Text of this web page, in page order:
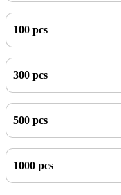
100 pcs
300 pcs
500 pcs
1000 pcs